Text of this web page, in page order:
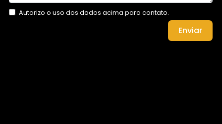
Autorizo o uso dos dados acima para contato.
Enviar